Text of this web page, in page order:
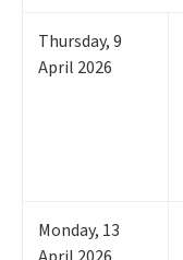
Thursday,9
April 2026
Monday, 13